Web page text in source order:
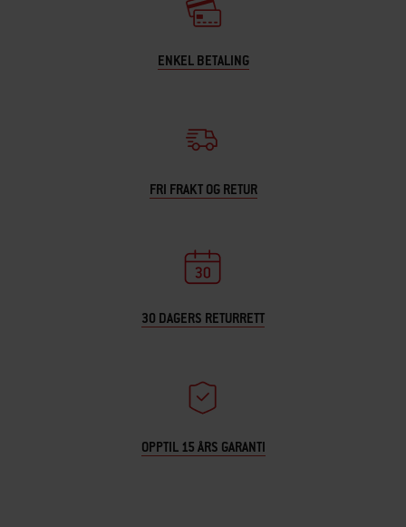
ENKEL BETALING
FRI FRAKT OG RETUR
30 DAGERS RETURRETT
OPPTIL 15 ÅRS GARANTI